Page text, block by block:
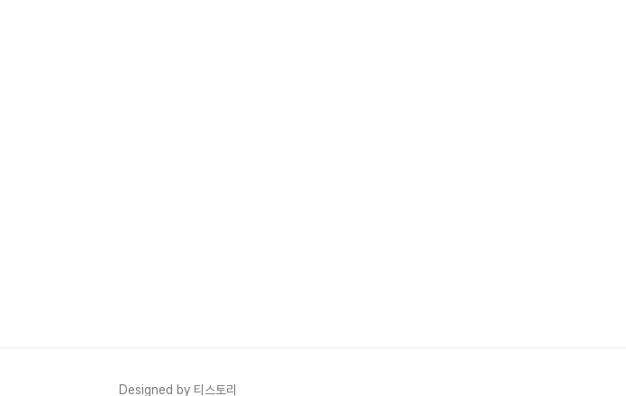
Designed by 티스토리